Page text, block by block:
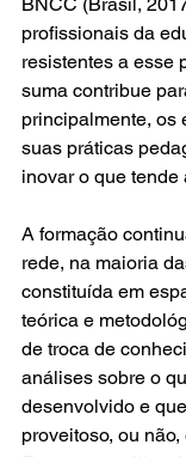
profissionais da
resistentes a esse
suma contribue
principalmente, os
suas práticas
inovar o que tende
A formação
rede, na maioria
constituída em
teórica e
de troca de
análises sobre o
desenvolvido e
proveitoso, ou